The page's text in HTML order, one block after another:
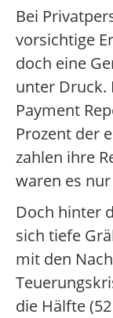
Bei
vorsichtige
doch eine
unter Druck.
Payment
Prozent der
zahlen ihre
waren es
Doch hinter
sich tiefe
mit den
die Hälfte